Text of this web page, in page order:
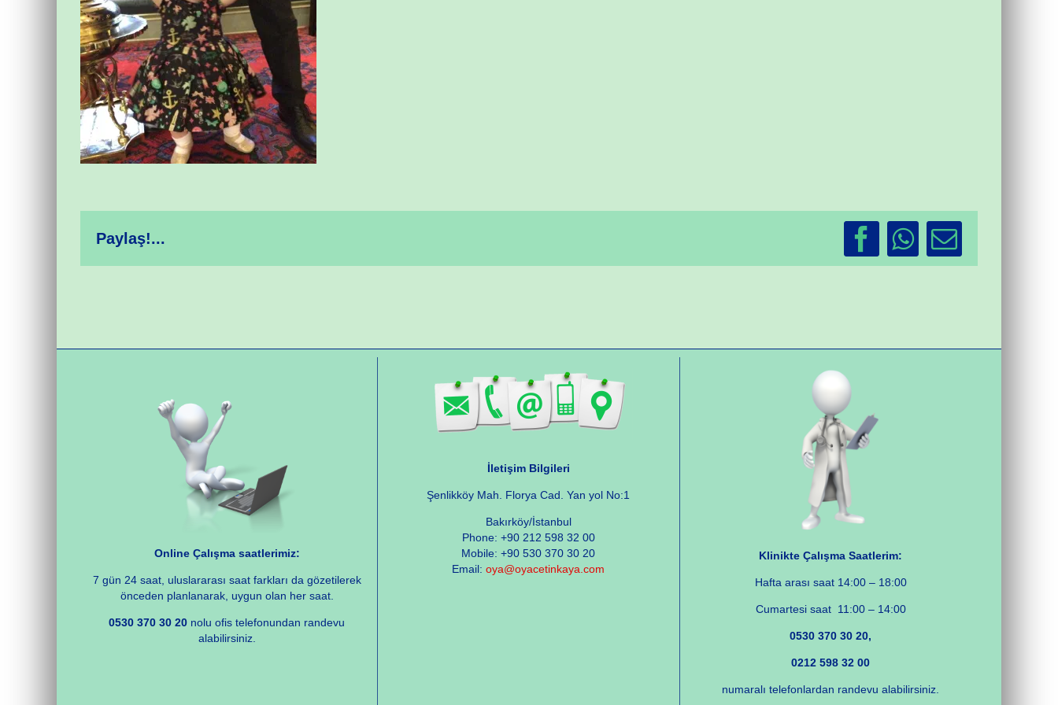
Paylaş!... Facebook
WhatsApp
Email
Online Çalışma saatlerimiz:
7 gün 24 saat, uluslararası saat farkları da gözetilerek
önceden planlanarak, uygun olan her saat.
0530 370 30 20 nolu ofis telefonundan randevu
alabilirsiniz.
İletişim Bilgileri
Şenlikköy Mah. Florya Cad. Yan yol No:1
Bakırköy/İstanbul
Phone: +90 212 598 32 00
Mobile: +90 530 370 30 20
Email:oya@oyacetinkaya.com
Klinikte Çalışma Saatlerim:
Hafta arası saat 14:00 – 18:00
Cumartesi saat 11:00 – 14:00
0530 370 30 20,
0212 598 32 00
numaralı telefonlardan randevu alabilirsiniz.